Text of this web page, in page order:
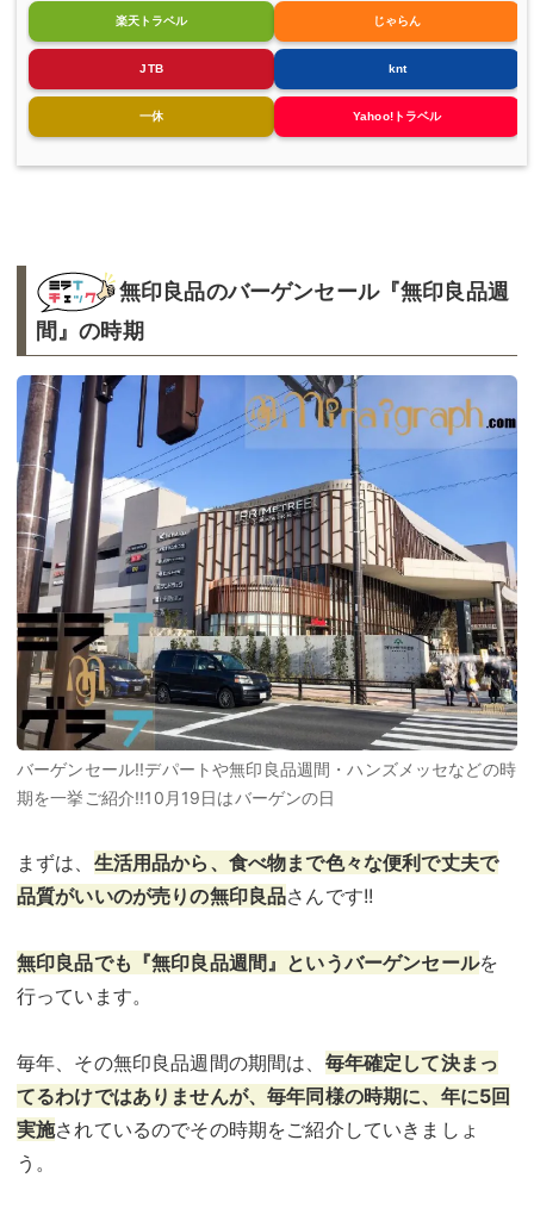
楽天トラベル じゃらん
JTB knt
一休 Yahoo!トラベル
無印良品のバーゲンセール『無印良品週
間』の時期
バーゲンセール!!デパートや無印良品週間・ハンズメッセなどの時
期を一挙ご紹介!!10月19日はバーゲンの日
まずは、 生活用品から、食べ物まで色々な便利で丈夫で
品質がいいのが売りの無印良品さんです!!
無印良品でも『無印良品週間』というバーゲンセールを
行っています。
毎年、その無印良品週間の期間は、 毎年確定して決まっ
てるわけではありませんが、毎年同様の時期に、年に5回
実施されているのでその時期をご紹介していきましょ
う。